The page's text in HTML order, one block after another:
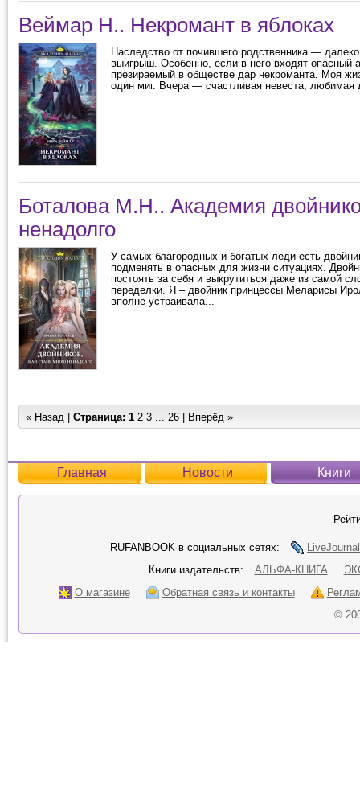
Веймар Н.. Некромант в яблоках
Наследство от почившего родственника —
выигрыш. Особенно, если в него входят опасный
презираемый в обществе дар некроманта. Моя
один миг. Вчера — счастливая невеста, любимая
Боталова М.Н.. Академия
ненадолго
У самых благородных и богатых леди есть
подменять в опасных для жизни ситуациях.
постоять за себя и выкрутиться даже из самой
переделки. Я – двойник принцессы Меларисы
вполне устраивала...
« Назад | Страница: 1 2 3 ... 26 Вперёд »
Главная Новости Книги
RUFANBOOK в социальных сетях:
LiveJournal
Книги издательств:
АЛЬФА-КНИГА
О магазине
Обратная связь и контакты
©